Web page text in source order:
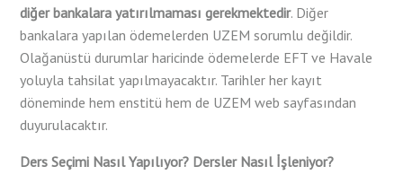
diğer bankalara yatırılmaması gerekmektedir. Diğer
bankalara yapılan ödemelerden UZEM sorumlu değildir.
Olağanüstü durumlar haricinde ödemelerde EFT ve Havale
yoluyla tahsilat yapılmayacaktır. Tarihler her kayıt
döneminde hem enstitü hem de UZEM web sayfasından
duyurulacaktır.
Ders Seçimi Nasıl Yapılıyor? Dersler Nasıl İşleniyor?